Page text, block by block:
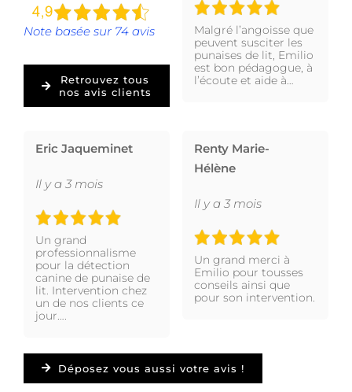
Note basée sur 74 avis
Retrouvez tous
nos avis clients
Malgré l’angoisse que
peuvent susciter les
punaises de lit, Emilio
est bon pédagogue, à
l’écoute et aide à…
Eric Jaqueminet
Il y a 3 mois
Un grand
professionnalisme
pour la détection
canine de punaise de
lit. Intervention chez
un de nos clients ce
jour….
Renty Marie-
Hélène
Il y a 3 mois
Un grand merci à
Emilio pour tousses
conseils ainsi que
pour son intervention.
Déposez vous aussi votre avis !